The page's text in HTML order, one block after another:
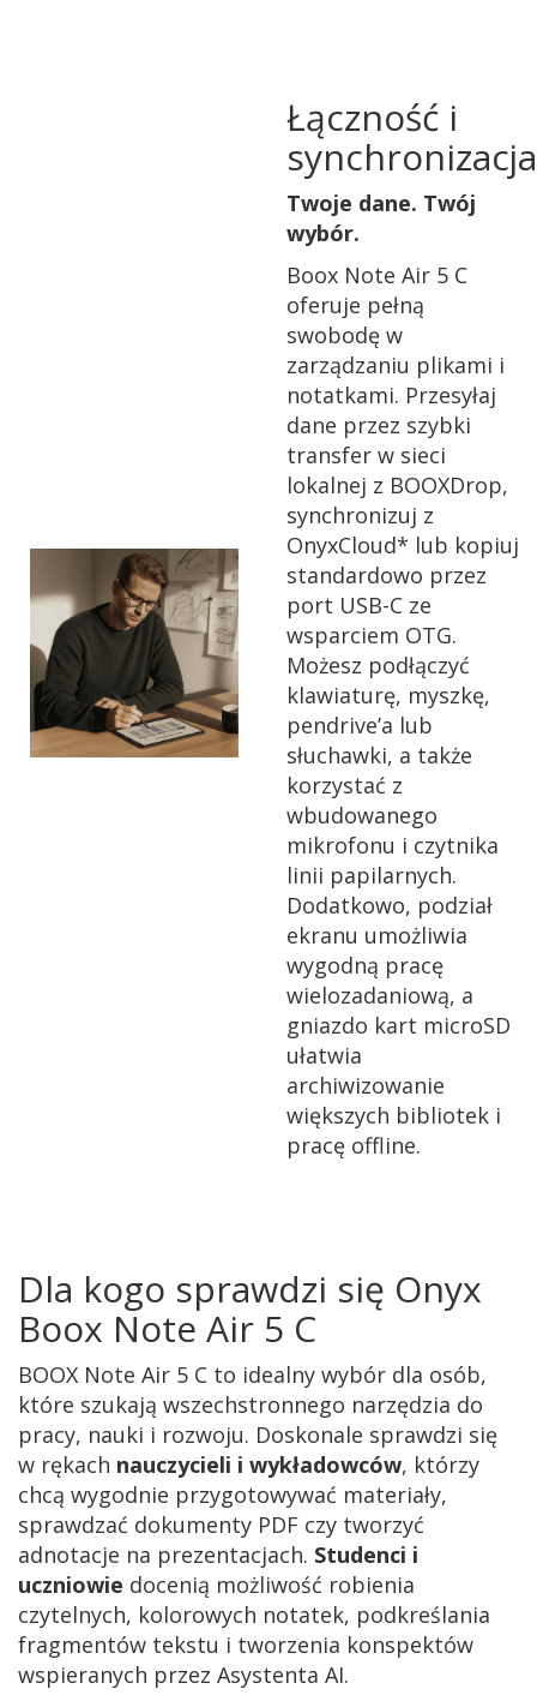
Łączność i
synchronizacja
Twoje dane. Twój
wybór.
Boox Note Air 5 C
oferuje pełną
swobodę w
zarządzaniu plikami i
notatkami. Przesyłaj
dane przez szybki
transfer w sieci
lokalnej z BOOXDrop,
synchronizuj z
OnyxCloud* lub kopiuj
standardowo przez
port USB-C ze
wsparciem OTG.
Możesz podłączyć
klawiaturę, myszkę,
pendrive’a lub
słuchawki, a także
korzystać z
wbudowanego
mikrofonu i czytnika
linii papilarnych.
Dodatkowo, podział
ekranu umożliwia
wygodną pracę
wielozadaniową, a
gniazdo kart microSD
ułatwia
archiwizowanie
większych bibliotek i
pracę offline.
Dla kogo sprawdzi się Onyx
Boox Note Air 5 C
BOOX Note Air 5 C to idealny wybór dla osób,
które szukają wszechstronnego narzędzia do
pracy, nauki i rozwoju. Doskonale sprawdzi się
w rękach nauczycieli i wykładowców, którzy
chcą wygodnie przygotowywać materiały,
sprawdzać dokumenty PDF czy tworzyć
adnotacje na prezentacjach. Studenci i
uczniowie docenią możliwość robienia
czytelnych, kolorowych notatek, podkreślania
fragmentów tekstu i tworzenia konspektów
wspieranych przez Asystenta AI.